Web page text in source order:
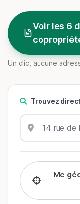
Voir les 6
Un clic, aucune
Trouvez
Me